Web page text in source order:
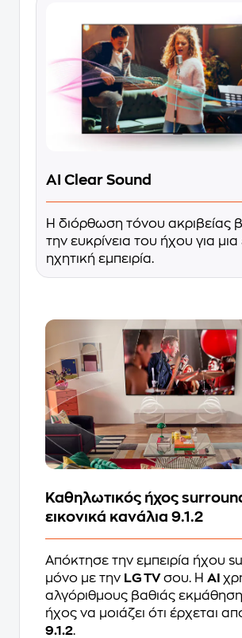
AI Clear Sound
Η διόρθωση τόνου ακριβείας
την ευκρίνεια του ήχου για μια
ηχητική εμπειρία.
Καθηλωτικός ήχος
εικονικά κανάλια 9.1.2
Απόκτησε την εμπειρία ήχου
μόνο με την LG TVσου. Η AI
αλγόριθμους βαθιάς
ήχος να μοιάζει ότι έρχεται
9.1.2.